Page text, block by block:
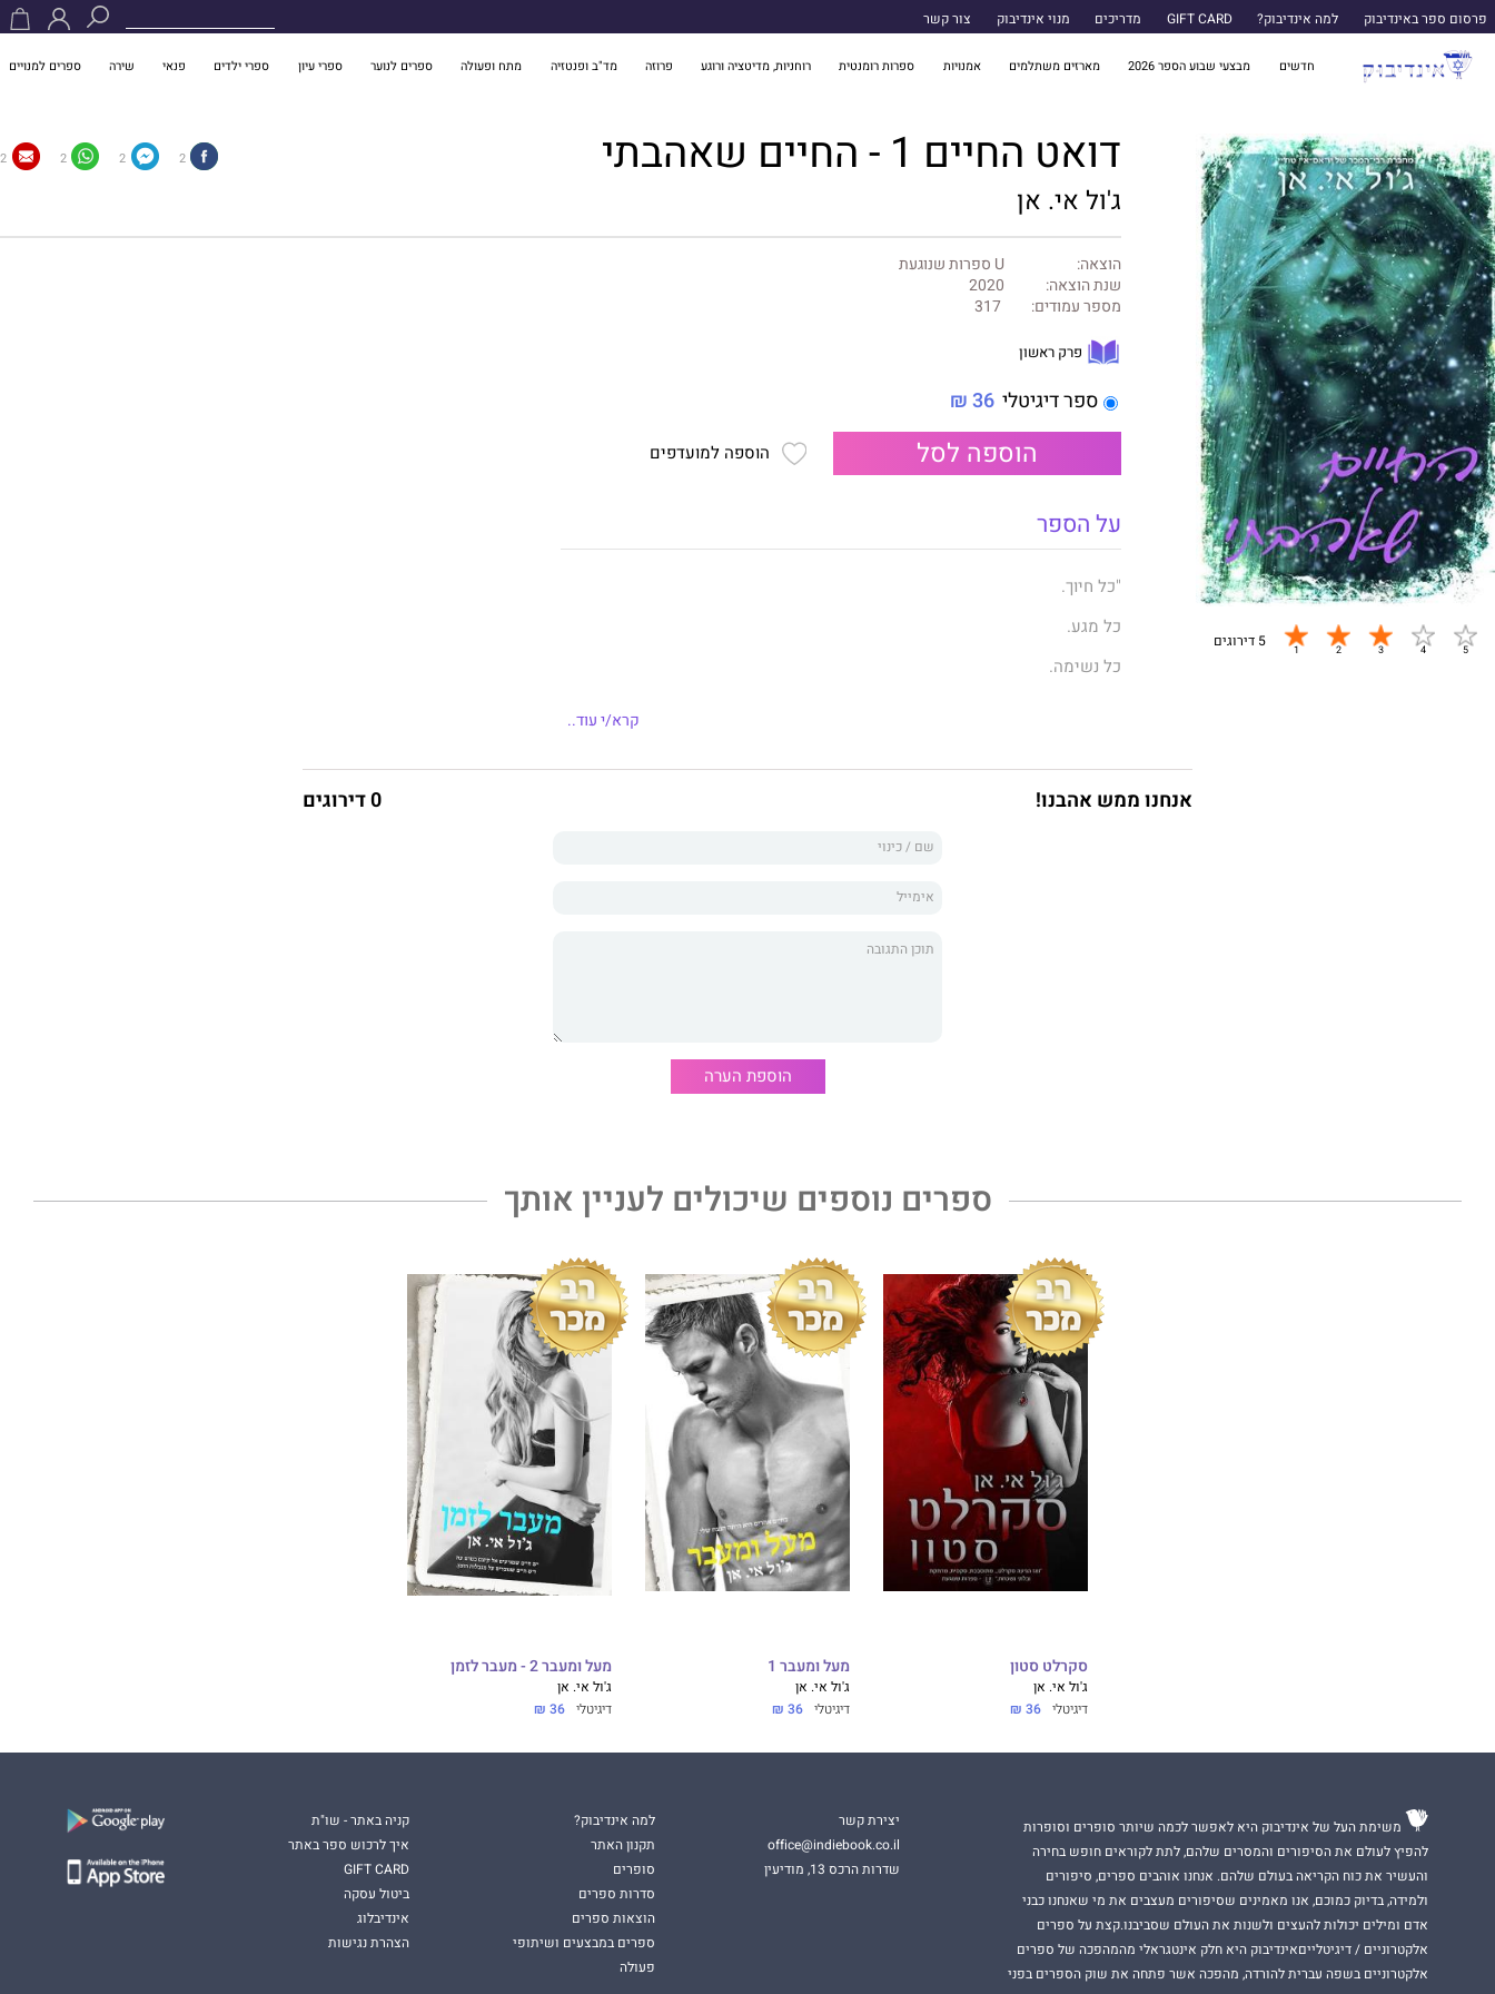
פרסום ספר באינדיבוק למה אינדיבוק? GIFT CARD מדריכים מנוי אינדיבוק צור קשר
חדשים מבצעי שבוע הספר 2026 מארזים משתלמים אמנויות ספרות רומנטית רוחניות, מדיטציה ורוגע פרוזה מד"ב ופנטזיה מתח ופעולה ספרים לנוער ספרי עיון ספרי ילדים פנאי שירה ספרים למנויים
5 דירוגים
דואט החיים 1 - החיים שאהבתי 2
2
2
2
ג'ול אי. אן
הוצאה:
U ספרות שנוגעת
שנת הוצאה:
2020
מספר עמודים:
פרק ראשון
ספר דיגיטלי 36 ₪
הוספה לסל הוספה למועדפים
על הספר
"כל חיוך.
כל מגע.
כל נשימה.
***
כשליבו של רונין אלכסנדר מפסיק לפעום בתאונה בלתי צפויה והפרמדיקים
פגישה מקרית בבית קפה בוונקובר מובילה אותו לאוולין טיילור, בעלת חנות סבונים
עולם של סקס ושל שקרים, שמטשטשים אצלו את גבולות ההיגיון.
ברומן מפותל הנוגע בנבכי הלב והנפש, יעברו הקוראים לממד אחר. אל עולם שבו
רקמה המחברת סיפור פורץ גבולות המעמיד מבחן משסע – מה באמת חשוב בחיים,
אהבה אפית או הקרבה עצמית?
ג'ול אי. אןהיא מחברת רבי־מכר רבים וספריה התברגו לרשימות המובילות של וול
סטריט ג'ורנל, יו־אס־איי טודיי ועוד...
בישראל תורגמו עד כה ספריה: "סקרלט סטון" ודואט "מעל ומעבר" ו"מעבר לזמן".
קרא/י עוד..
אנחנו ממש אהבנו! 0 דירוגים
הוספת הערה
ספרים נוספים שיכולים לעניין אותך
סקרלט סטון
ג'ול אי. אן
דיגיטלי 36 ₪
מעל ומעבר 1
ג'ול אי. אן
דיגיטלי 36 ₪
מעל ומעבר 2 - מעבר לזמן
ג'ול אי. אן
דיגיטלי 36 ₪
משימת העל של אינדיבוק היא לאפשר לכמה שיותר סופרים וסופרות
להפיץ לעולם את הסיפורים והמסרים שלהם, לתת לקוראים חופש בחירה
והעשיר את כוח הקריאה בעולם שלהם. אנחנו אוהבים ספרים, סיפורים
ולמידה, בדיוק כמוכם, אנו מאמינים שסיפורים מעצבים את מי שאנחנו כבני
אדם ומילים יכולות להעצים ולשנות את העולם שסביבנו.קצת על ספרים
אלקטרוניים / דיגיטלייםאינדיבוק היא חלק אינטגראלי מהמהפכה של ספרים
אלקטרוניים בשפה עברית להורדה, מהפכה אשר פתחה את שוק הספרים בפני
יצירת קשר
office@indiebook.co.il
שדרות הרכס 13, מודיעין
למה אינדיבוק?
תקנון האתר
סופרים
סדרות ספרים
הוצאות ספרים
ספרים במבצעים ושיתופי
פעולה
קניה באתר - שו"ת
איך לרכוש ספר באתר
GIFT CARD
ביטול עסקה
אינדיבלוג
הצהרת נגישות